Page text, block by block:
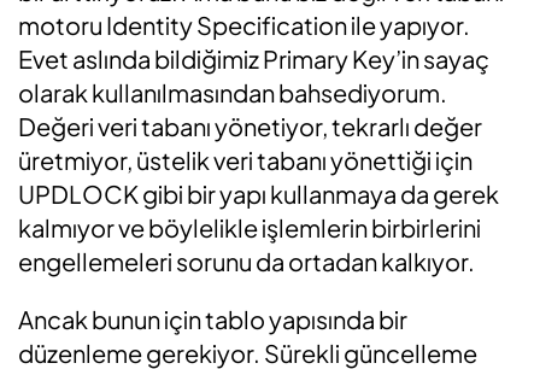
motoru Identity Specification ile yapıyor.
Evet aslında bildiğimiz Primary Key’in sayaç
olarak kullanılmasından bahsediyorum.
Değeri veri tabanı yönetiyor, tekrarlı değer
üretmiyor, üstelik veri tabanı yönettiği için
UPDLOCK gibi bir yapı kullanmaya da gerek
kalmıyor ve böylelikle işlemlerin birbirlerini
engellemeleri sorunu da ortadan kalkıyor.
Ancak bunun için tablo yapısında bir
düzenleme gerekiyor. Sürekli güncelleme